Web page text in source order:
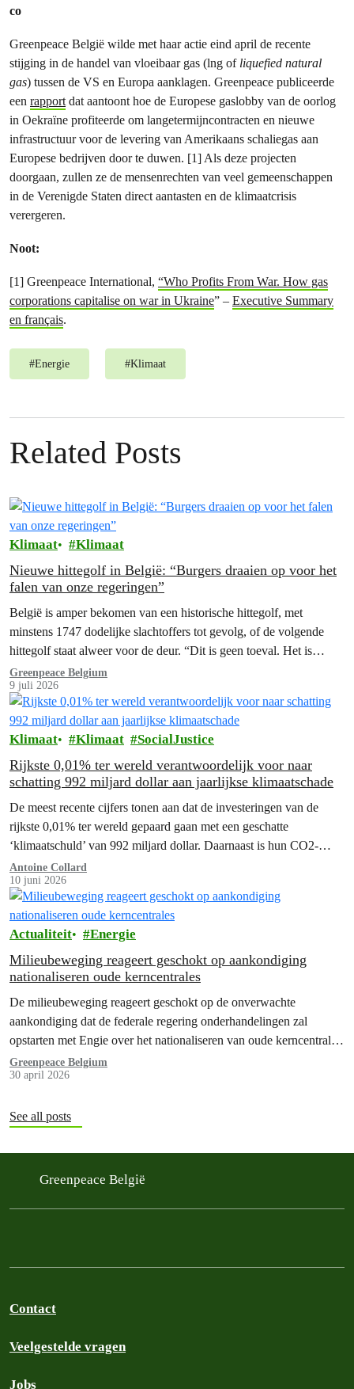
co
Greenpeace België wilde met haar actie eind april de recente
stijging in de handel van vloeibaar gas (lng of liquefied natural
gas) tussen de VS en Europa aanklagen. Greenpeace publiceerde
een rapportdat aantoont hoe de Europese gaslobby van de oorlog
in Oekraïne profiteerde om langetermijncontracten en nieuwe
infrastructuur voor de levering van Amerikaans schaliegas aan
Europese bedrijven door te duwen. [1] Als deze projecten
doorgaan, zullen ze de mensenrechten van veel gemeenschappen
in de Verenigde Staten direct aantasten en de klimaatcrisis
verergeren.
Noot:
[1] Greenpeace International, “Who Profits From War. How gas
corporations capitalise on war in Ukraine” – Executive Summary
en français.
#Energie #Klimaat
Related Posts
Klimaat Klimaat
Nieuwe hittegolf in België: “Burgers draaien op voor het
falen van onze regeringen”
België is amper bekomen van een historische hittegolf, met
minstens 1747 dodelijke slachtoffers tot gevolg, of de volgende
hittegolf staat alweer voor de deur. “Dit is geen toeval. Het is…
Greenpeace Belgium
9 juli 2026
Klimaat Klimaat SocialJustice
Rijkste 0,01% ter wereld verantwoordelijk voor naar
schatting 992 miljard dollar aan jaarlijkse klimaatschade
De meest recente cijfers tonen aan dat de investeringen van de
rijkste 0,01% ter wereld gepaard gaan met een geschatte
‘klimaatschuld’ van 992 miljard dollar. Daarnaast is hun CO2-
intensieve…
Antoine Collard
10 juni 2026
Actualiteit Energie
Milieubeweging reageert geschokt op aankondiging
nationaliseren oude kerncentrales
De milieubeweging reageert geschokt op de onverwachte
aankondiging dat de federale regering onderhandelingen zal
opstarten met Engie over het nationaliseren van oude kerncentrales.
Dit is slecht nieuws voor de energietransitie,…
Greenpeace Belgium
30 april 2026
See all posts
Greenpeace België
Contact
Veelgestelde vragen
Jobs